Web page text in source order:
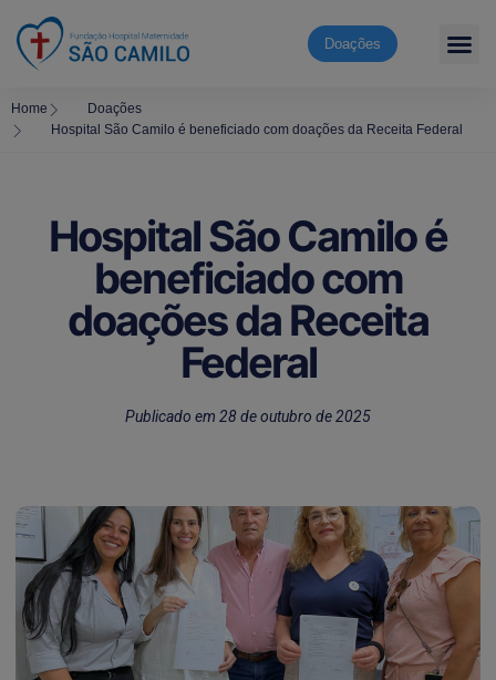
Doações
Home
Doações
Hospital São Camilo é beneficiado com doações da Receita Federal
Hospital São Camilo é
beneficiado com
doações da Receita
Federal
Publicado em 28 de outubro de 2025